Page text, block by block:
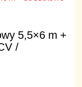
5,5×6 m +
/